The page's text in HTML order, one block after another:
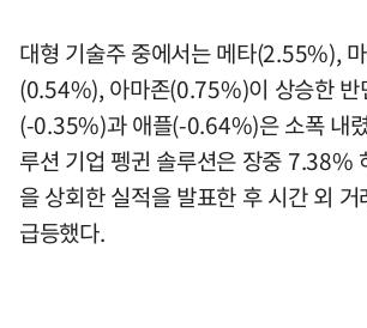
대형 기술주 중에서는 메타(2.55%),
(0.54%), 아마존(0.75%)이 상승한 반
(-0.35%)과 애플(-0.64%)은 소폭 내
루션 기업 펭귄 솔루션은 장중 7.38%
을 상회한 실적을 발표한 후 시간 외
급등했다.